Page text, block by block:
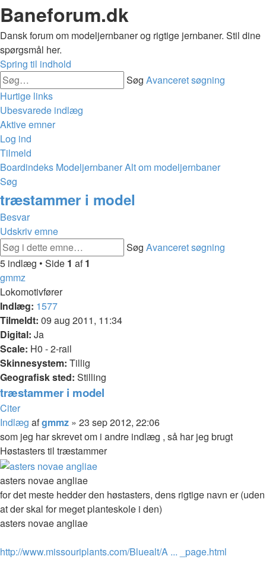
Baneforum.dk
Dansk forum om modeljernbaner og rigtige jernbaner. Stil dine
spørgsmål her.
Spring til indhold
Søg Avanceret søgning
Hurtige links
Ubesvarede indlæg
Aktive emner
Log ind
Tilmeld
Boardindeks ModeljernbanerAlt om modeljernbaner
Søg
træstammer i model
Besvar
Udskriv emne
Søg Avanceret søgning
5 indlæg • Side 1 af1
gmmz
Lokomotivfører
Indlæg: 1577
Tilmeldt: 09 aug 2011, 11:34
Digital: Ja
Scale: H0 - 2-rail
Skinnesystem: Tillig
Geografisk sted: Stilling
træstammer i model
Citer
Indlæg afgmmz » 23 sep 2012, 22:06
som jeg har skrevet om i andre indlæg , så har jeg brugt
Høstasters til træstammer
asters novae angliae
for det meste hedder den høstasters, dens rigtige navn er (uden
at der skal for meget planteskole i den)
asters novae angliae
http://www.missouriplants.com/Bluealt/A ... _page.html